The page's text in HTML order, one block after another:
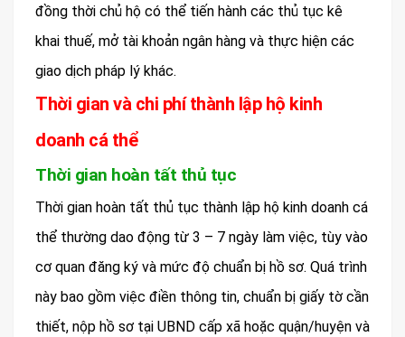
đồng thời chủ hộ có thể tiến hành các thủ tục kê
khai thuế, mở tài khoản ngân hàng và thực hiện các
giao dịch pháp lý khác.
Thời gian và chi phí thành lập hộ kinh
doanh cá thể
Thời gian hoàn tất thủ tục
Thời gian hoàn tất thủ tục thành lập hộ kinh doanh cá
thể thường dao động từ 3 – 7 ngày làm việc, tùy vào
cơ quan đăng ký và mức độ chuẩn bị hồ sơ. Quá trình
này bao gồm việc điền thông tin, chuẩn bị giấy tờ cần
thiết, nộp hồ sơ tại UBND cấp xã hoặc quận/huyện và